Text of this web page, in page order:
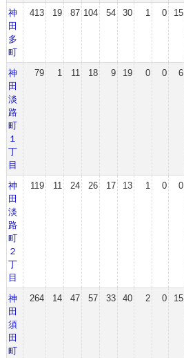
神
田
多
町
413 19 87 104 54 30 1 0 15
神
田
淡
路
町
１
丁
目
79 1 11 18 9 19 0 0 6
神
田
淡
路
町
２
丁
目
119 11 24 26 17 13 1 0 0
神
田
須
田
町
264 14 47 57 33 40 2 0 15